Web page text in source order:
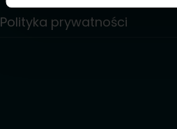
Polityka prywatności